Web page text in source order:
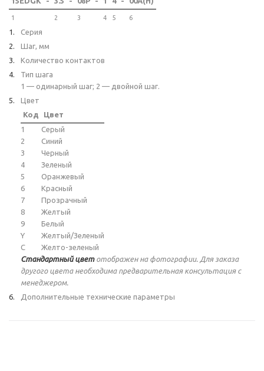
1 2 3 4 5 6
Серия
Шаг, мм
Количество контактов
Тип шага
1 — одинарный шаг; 2 — двойной шаг.
Цвет
Код
Цвет
1
Серый
2
Синий
3
Черный
4
Зеленый
5
Оранжевый
6
Красный
7
Прозрачный
8
Желтый
9
Белый
Y
Желтый/Зеленый
C
Желто-зеленый
Стандартный цветотображен на фотографии. Для заказа
другого цвета необходима предварительная консультация с
менеджером.
Дополнительные технические параметры